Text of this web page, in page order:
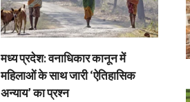
मध्य प्रदेश: वनाधिकार कानून में
महिलाओं के साथ जारी ‘ऐतिहासिक
अन्याय’ का प्रश्न